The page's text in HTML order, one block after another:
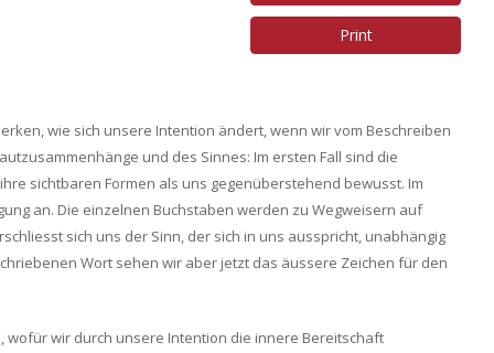
Print
wie sich unsere Intention ändert, wenn wir vom Beschreiben
und des Sinnes: Im ersten Fall sind die
sichtbaren Formen als uns gegenüberstehend bewusst. Im
an. Die einzelnen Buchstaben werden zu Wegweisern auf
sich uns der Sinn, der sich in uns ausspricht, unabhängig
Wort sehen wir aber jetzt das äussere Zeichen für den
wofür wir durch unsere Intention die innere Bereitschaft